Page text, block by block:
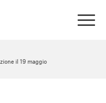
il 19 maggio